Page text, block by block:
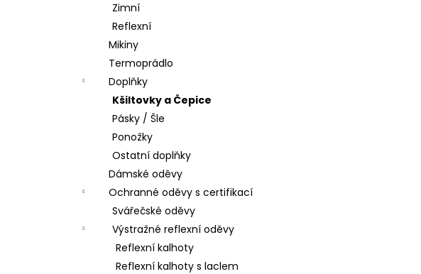
Zimní
Reflexní
Mikiny
Termoprádlo
Doplňky
Kšiltovky a Čepice
Pásky / Šle
Ponožky
Ostatní doplňky
Dámské oděvy
Ochranné oděvy s certifikací
Svářečské oděvy
Výstražné reflexní oděvy
Reflexní kalhoty
Reflexní kalhoty s laclem